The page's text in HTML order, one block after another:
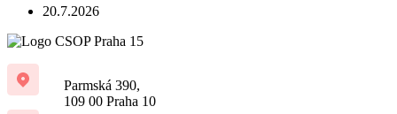
20.7.2026
Parmská 390,
109 00 Praha 10